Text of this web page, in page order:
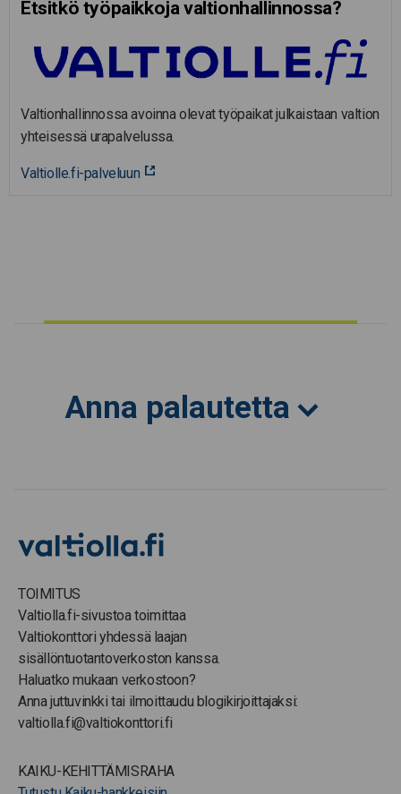
Etsitkö työpaikkoja valtion­hal­lin­nossa?
Valtionhallinnossa avoinna olevat työpaikat julkaistaan valtion
yhteisessä urapalvelussa.
Valtiolle.fi-palveluun
Anna palautetta
TOIMITUS
Valtiolla.fi-sivustoa toimittaa
Valtiokonttori yhdessä laajan
sisällöntuotantoverkoston kanssa.
Haluatko mukaan verkostoon?
Anna juttuvinkki tai ilmoittaudu blogikirjoittajaksi:
valtiolla.fi@valtiokonttori.fi
KAIKU-KEHITTÄMISRAHA